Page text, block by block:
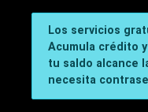
Los servicios
Acumula crédito
tu saldo alcance
necesita